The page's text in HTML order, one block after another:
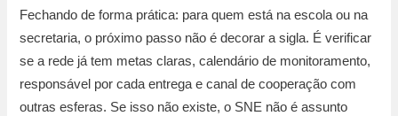
Fechando de forma prática: para quem está na escola ou na
secretaria, o próximo passo não é decorar a sigla. É verificar
se a rede já tem metas claras, calendário de monitoramento,
responsável por cada entrega e canal de cooperação com
outras esferas. Se isso não existe, o SNE não é assunto